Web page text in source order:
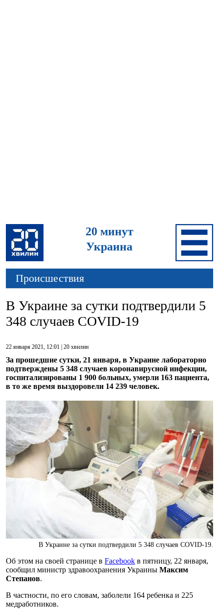
20 минут
Украина
Происшествия
В Украине за сутки подтвердили 5
348 случаев COVID-19
22 января 2021, 12:01 |20 хвилин
За прошедшие сутки, 21 января, в Украине лабораторно
подтверждены 5 348 случаев коронавирусной инфекции,
госпитализированы 1 900 больных, умерли 163 пациента,
в то же время выздоровели 14 239 человек.
В Украине за сутки подтвердили 5 348 случаев COVID-19.
Об этом на своей странице вFacebook в пятницу, 22 января,
сообщил министр здравоохранения УкраиныМаксим
Степанов.
В частности, по его словам, заболели 164 ребенка и 225
медработников.